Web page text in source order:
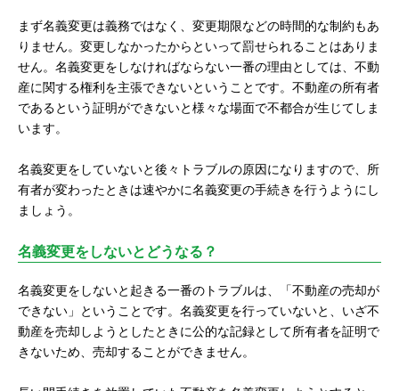
まず名義変更は義務ではなく、変更期限などの時間的な制約もあ
りません。変更しなかったからといって罰せられることはありま
せん。名義変更をしなければならない一番の理由としては、不動
産に関する権利を主張できないということです。不動産の所有者
であるという証明ができないと様々な場面で不都合が生じてしま
います。
名義変更をしていないと後々トラブルの原因になりますので、所
有者が変わったときは速やかに名義変更の手続きを行うようにし
ましょう。
名義変更をしないとどうなる？
名義変更をしないと起きる一番のトラブルは、「不動産の売却が
できない」ということです。名義変更を行っていないと、いざ不
動産を売却しようとしたときに公的な記録として所有者を証明で
きないため、売却することができません。